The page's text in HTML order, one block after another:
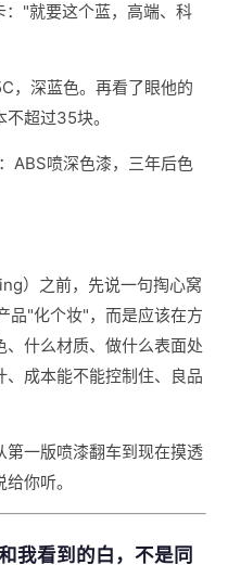
"就要这个蓝，高端、科
深蓝色。再看了眼他的
超过35块。
ABS喷深色漆，三年后色
）之前，先说一句掏心窝
品"化个妆"，而是应该在方
什么材质、做什么表面处
成本能不能控制住、良品
一版喷漆翻车到现在摸透
你听。
我看到的白，不是同